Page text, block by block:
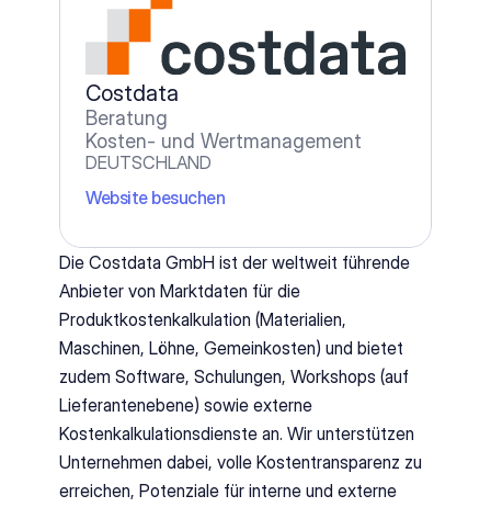
Costdata
Beratung
Kosten- und Wertmanagement
DEUTSCHLAND
Website besuchen
Die Costdata GmbH ist der weltweit führende
Anbieter von Marktdaten für die
Produktkostenkalkulation (Materialien,
Maschinen, Löhne, Gemeinkosten) und bietet
zudem Software, Schulungen, Workshops (auf
Lieferantenebene) sowie externe
Kostenkalkulationsdienste an. Wir unterstützen
Unternehmen dabei, volle Kostentransparenz zu
erreichen, Potenziale für interne und externe